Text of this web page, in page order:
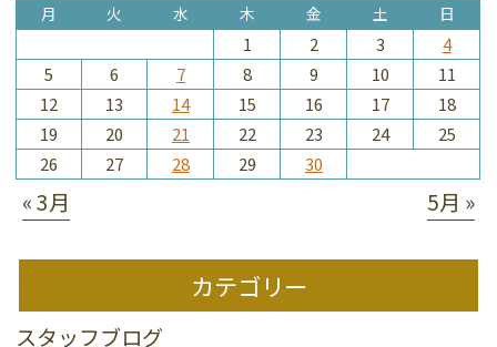
月 火 水 木 金 土 日
1 2 3
4
5
6 7 8 9 10
11
12
13 14 15 16 17
18
19
20 21 22 23 24
25
26
27 28 29 30
« 3月 5月 »
カテゴリー
スタッフブログ